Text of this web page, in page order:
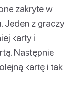
zakryte w
Jeden z graczy
karty i
Następnie
kartę i tak